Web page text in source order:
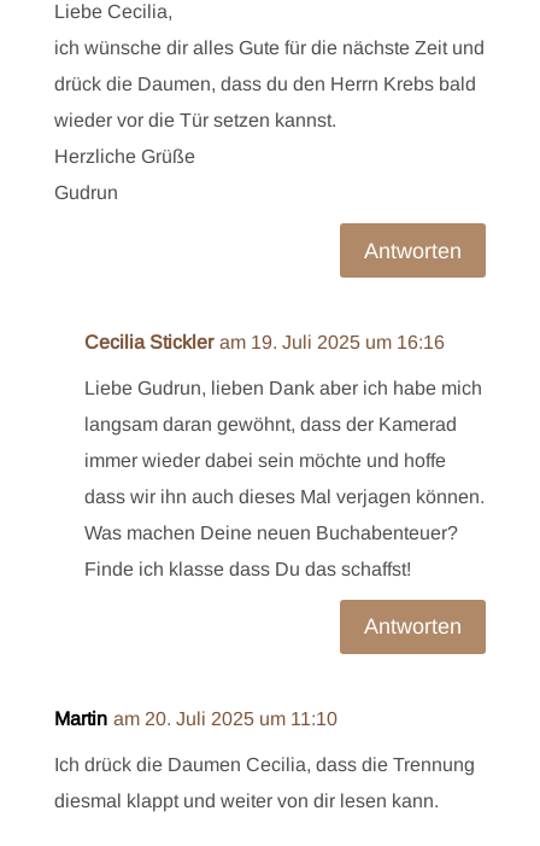
Liebe Cecilia,
ich wünsche dir alles Gute für die nächste Zeit und
drück die Daumen, dass du den Herrn Krebs bald
wieder vor die Tür setzen kannst.
Herzliche Grüße
Gudrun
Antworten
Cecilia Stickler am 19. Juli 2025 um 16:16
Liebe Gudrun, lieben Dank aber ich habe mich
langsam daran gewöhnt, dass der Kamerad
immer wieder dabei sein möchte und hoffe
dass wir ihn auch dieses Mal verjagen können.
Was machen Deine neuen Buchabenteuer?
Finde ich klasse dass Du das schaffst!
Antworten
Martin am 20. Juli 2025 um 11:10
Ich drück die Daumen Cecilia, dass die Trennung
diesmal klappt und weiter von dir lesen kann.